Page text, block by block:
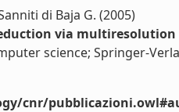
di Baja G. (2005)
via
science; Springer-
cnr/